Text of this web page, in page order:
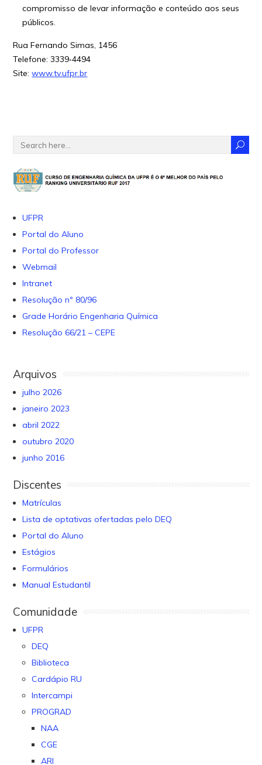
compromisso de levar informação e conteúdo aos seus
públicos.
Rua Fernando Simas, 1456
Telefone: 3339‐4494
Site:www.tv.ufpr.br
UFPR
Portal do Aluno
Portal do Professor
Webmail
Intranet
Resolução nº 80/96
Grade Horário Engenharia Química
Resolução 66/21 – CEPE
Arquivos
julho 2026
janeiro 2023
abril 2022
outubro 2020
junho 2016
Discentes
Matrículas
Lista de optativas ofertadas pelo DEQ
Portal do Aluno
Estágios
Formulários
Manual Estudantil
Comunidade
UFPR
DEQ
Biblioteca
Cardápio RU
Intercampi
PROGRAD
NAA
CGE
ARI